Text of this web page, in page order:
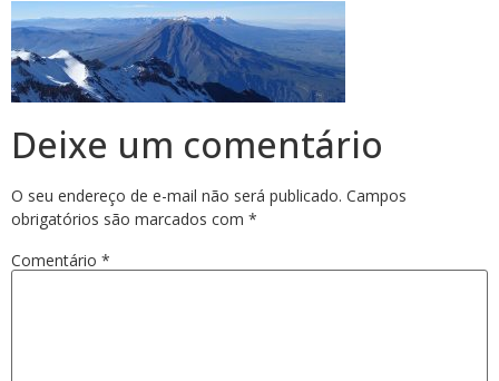
Deixe um comentário
O seu endereço de e-mail não será publicado. Campos
obrigatórios são marcados com *
Comentário *